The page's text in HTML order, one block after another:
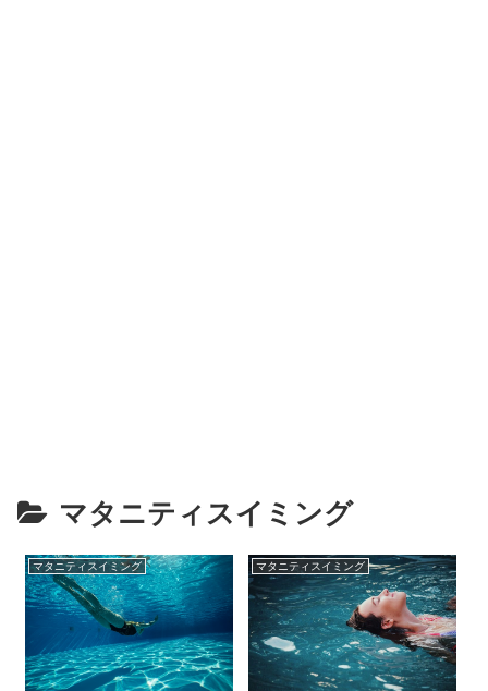
マタニティスイミング
マタニティスイミング マタニティスイミング